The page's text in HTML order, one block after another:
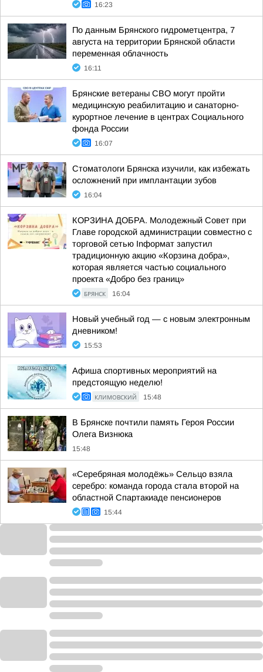
16:23
По данным Брянского гидрометцентра, 7
августа на территории Брянской области
переменная облачность
16:11
Брянские ветераны СВО могут пройти
медицинскую реабилитацию и санаторно-
курортное лечение в центрах Социального
фонда России
16:07
Стоматологи Брянска изучили, как избежать
осложнений при имплантации зубов
16:04
КОРЗИНА ДОБРА. Молодежный Совет при
Главе городской администрации совместно с
торговой сетью Inформат запустил
традиционную акцию «Корзина добра»,
которая является частью социального
проекта «Добро без границ»
БРЯНСК 16:04
Новый учебный год — с новым электронным
дневником!
15:53
Афиша спортивных мероприятий на
предстоящую неделю!
КЛИМОВСКИЙ 15:48
В Брянске почтили память Героя России
Олега Визнюка
15:48
«Серебряная молодёжь» Сельцо взяла
серебро: команда города стала второй на
областной Спартакиаде пенсионеров
15:44